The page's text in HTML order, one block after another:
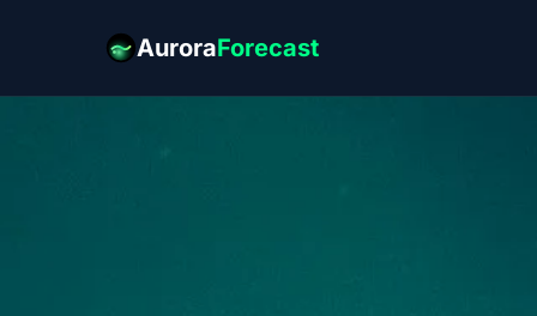
AuroraForecast